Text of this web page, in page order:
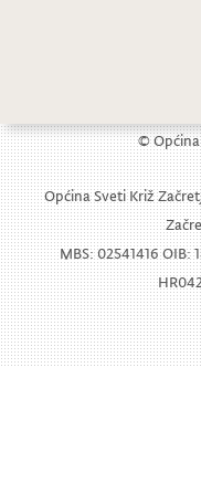
©
Općina Sveti Križ
MBS: 02541416 OIB: